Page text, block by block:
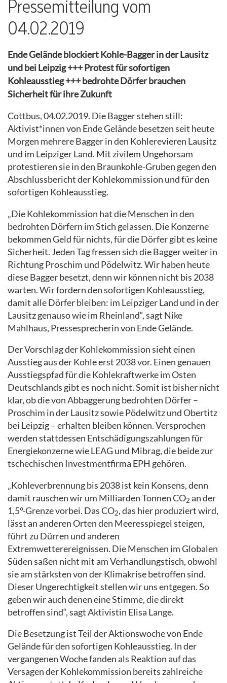
Pressemitteilung vom
04.02.2019
Ende Gelände blockiert Kohle-Bagger in der Lausitz
und bei Leipzig +++ Protest für sofortigen
Kohleausstieg +++ bedrohte Dörfer brauchen
Sicherheit für ihre Zukunft
Cottbus, 04.02.2019. Die Bagger stehen still:
Aktivist*innen von Ende Gelände besetzen seit heute
Morgen mehrere Bagger in den Kohlerevieren Lausitz
und im Leipziger Land. Mit zivilem Ungehorsam
protestieren sie in den Braunkohle-Gruben gegen den
Abschlussbericht der Kohlekommission und für den
sofortigen Kohleausstieg.
„Die Kohlekommission hat die Menschen in den
bedrohten Dörfern im Stich gelassen. Die Konzerne
bekommen Geld für nichts, für die Dörfer gibt es keine
Sicherheit. Jeden Tag fressen sich die Bagger weiter in
Richtung Proschim und Pödelwitz. Wir haben heute
diese Bagger besetzt, denn wir können nicht bis 2038
warten. Wir fordern den sofortigen Kohleausstieg,
damit alle Dörfer bleiben: im Leipziger Land und in der
Lausitz genauso wie im Rheinland“, sagt Nike
Mahlhaus, Pressesprecherin von Ende Gelände.
Der Vorschlag der Kohlekommission sieht einen
Ausstieg aus der Kohle erst 2038 vor. Einen genauen
Ausstiegspfad für die Kohlekraftwerke im Osten
Deutschlands gibt es noch nicht. Somit ist bisher nicht
klar, ob die von Abbaggerung bedrohten Dörfer –
Proschim in der Lausitz sowie Pödelwitz und Obertitz
bei Leipzig – erhalten bleiben können. Versprochen
werden stattdessen Entschädigungszahlungen für
Energiekonzerne wie LEAG und Mibrag, die beide zur
tschechischen Investmentfirma EPH gehören.
„Kohleverbrennung bis 2038 ist kein Konsens, denn
damit rauschen wir um Milliarden Tonnen CO2 an der
1,5°-Grenze vorbei. Das CO2, das hier produziert wird,
lässt an anderen Orten den Meeresspiegel steigen,
führt zu Dürren und anderen
Extremwetterereignissen. Die Menschen im Globalen
Süden saßen nicht mit am Verhandlungstisch, obwohl
sie am stärksten von der Klimakrise betroffen sind.
Dieser Ungerechtigkeit stellen wir uns entgegen. So
geben wir auch denen eine Stimme, die direkt
betroffen sind“, sagt Aktivistin Elisa Lange.
Die Besetzung ist Teil der Aktionswoche von Ende
Gelände für den sofortigen Kohleausstieg. In der
vergangenen Woche fanden als Reaktion auf das
Versagen der Kohlekommission bereits zahlreiche